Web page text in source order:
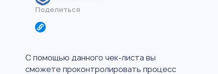
Поделиться
С помощью данного чек-листа вы
сможете проконтролировать процесс